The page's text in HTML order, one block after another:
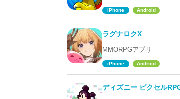
iPhone Android
ラグナロクX
MMORPGアプリ
iPhone Android
ディズニー ピクセル